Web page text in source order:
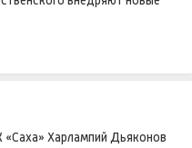
Харлампий Дьяконов